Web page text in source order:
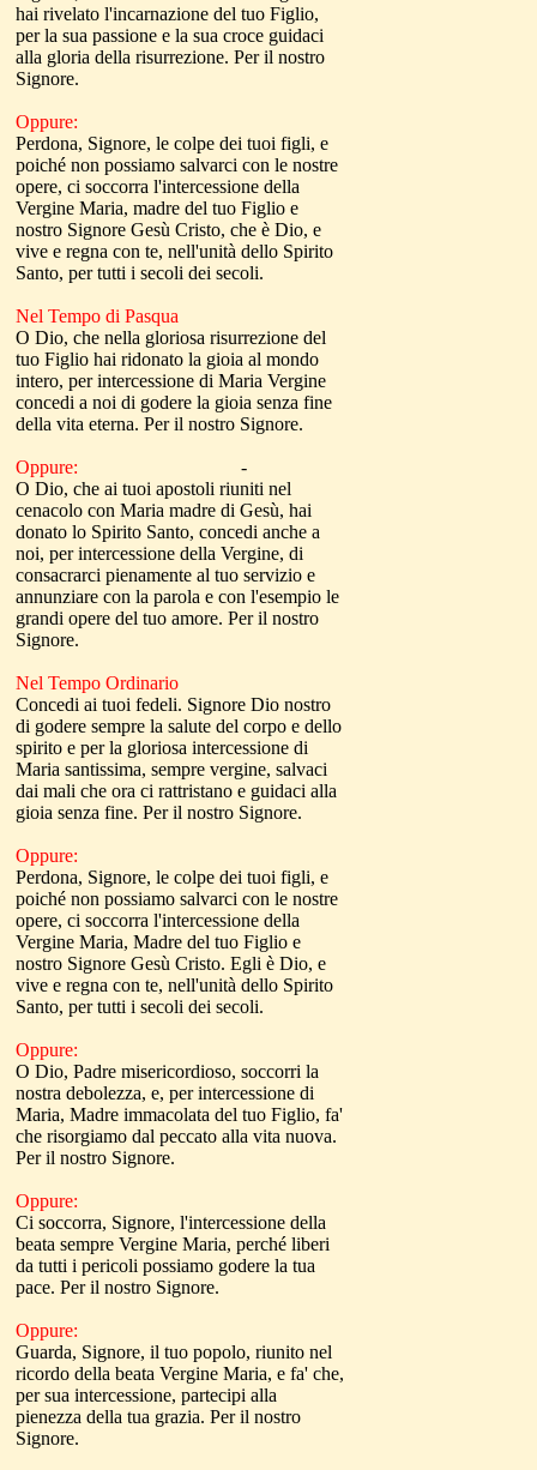
hai rivelato l'incarnazione del tuo Figlio,
per la sua passione e la sua croce guidaci
alla gloria della risurrezione. Per il nostro
Signore.
Oppure:
Perdona, Signore, le colpe dei tuoi figli, e
poiché non possiamo salvarci con le nostre
opere, ci soccorra l'intercessione della
Vergine Maria, madre del tuo Figlio e
nostro Signore Gesù Cristo, che è Dio, e
vive e regna con te, nell'unità dello Spirito
Santo, per tutti i secoli dei secoli.
Nel Tempo di Pasqua
O Dio, che nella gloriosa risurrezione del
tuo Figlio hai ridonato la gioia al mondo
intero, per intercessione di Maria Vergine
concedi a noi di godere la gioia senza fine
della vita eterna. Per il nostro Signore.
Oppure:
-
O Dio, che ai tuoi apostoli riuniti nel
cenacolo con Maria madre di Gesù, hai
donato lo Spirito Santo, concedi anche a
noi, per intercessione della Vergine, di
consacrarci pienamente al tuo servizio e
annunziare con la parola e con l'esempio le
grandi opere del tuo amore. Per il nostro
Signore.
Nel Tempo Ordinario
Concedi ai tuoi fedeli. Signore Dio nostro
di godere sempre la salute del corpo e dello
spirito e per la gloriosa intercessione di
Maria santissima, sempre vergine, salvaci
dai mali che ora ci rattri­stano e guidaci alla
gioia senza fine. Per il nostro Signore.
Oppure:
Perdona, Signore, le colpe dei tuoi figli, e
poiché non possiamo salvarci con le nostre
opere, ci soccorra l'intercessione della
Vergine Maria, Madre del tuo Figlio e
nostro Signore Gesù Cristo. Egli è Dio, e
vive e regna con te, nell'unità dello Spirito
Santo, per tutti i secoli dei secoli.
Oppure:
O Dio, Padre misericordioso, soccorri la
nostra debolezza, e, per intercessione di
Maria, Madre immacolata del tuo Figlio, fa'
che risorgiamo dal peccato alla vita nuova.
Per il nostro Signore.
Oppure:
Ci soccorra, Signore, l'intercessione della
beata sempre Vergine Maria, perché liberi
da tutti i pericoli possiamo godere la tua
pace. Per il nostro Signore.
Oppure:
Guarda, Signore, il tuo popolo, riunito nel
ricordo della beata Vergine Maria, e fa' che,
per sua intercessione, partecipi alla
pienezza della tua grazia. Per il nostro
Signore.